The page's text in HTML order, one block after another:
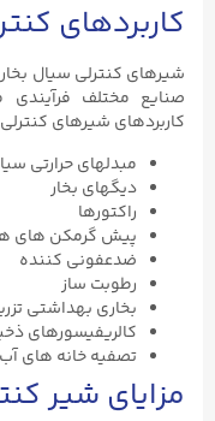
کاربردهای
شیرهای کنترلی سیال
صنایع مختلف فرآیندی
کاربردهای شیرهای
مبدلهای حرارتی
دیگهای بخار
راکتورها
پیش گرمکن های
ضدعفونی کننده
رطوبت ساز
بخاری بهداشتی
کالریفیسورهای
تصفیه خانه های آب
مزایای شیر